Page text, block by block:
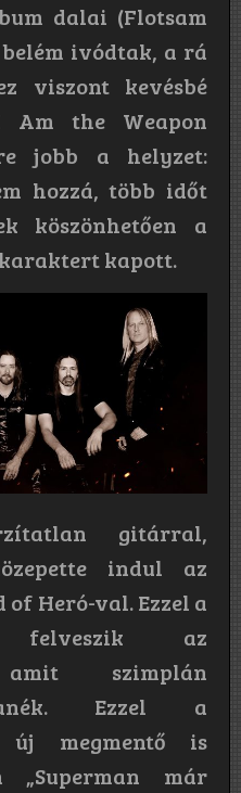
dalai (Flotsam
ivódtak, a rá
viszont kevésbé
the Weapon
jobb a helyzet:
hozzá, több időt
köszönhetően a
kapott.
gitárral,
indul az
of Heró-val. Ezzel a
az
amit szimplán
Ezzel a
új megmentő is
„Superman már